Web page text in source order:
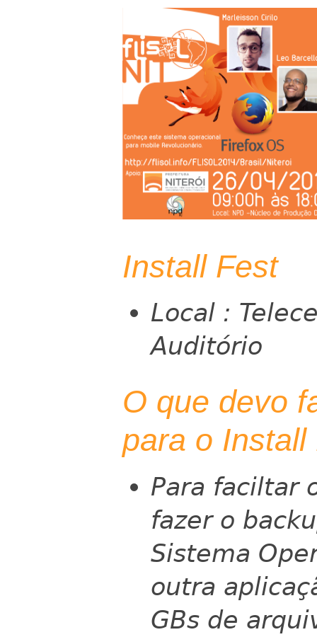
Install Fest
Local :
Auditório
O que devo
para o Install
Para faciltar
fazer o
Sistema
outra
GBs de